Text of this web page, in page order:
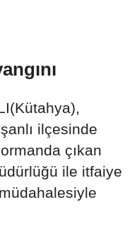
ilçesinde
çıkan
ile itfaiye